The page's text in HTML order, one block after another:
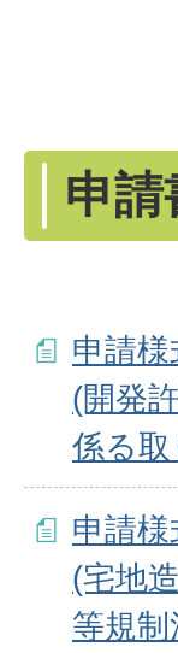
申
申請
(開発
係る
申請
(宅地
等規